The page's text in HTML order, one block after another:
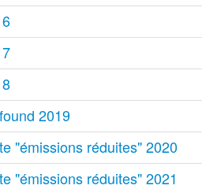
2019
"émissions réduites" 2020
"émissions réduites" 2021